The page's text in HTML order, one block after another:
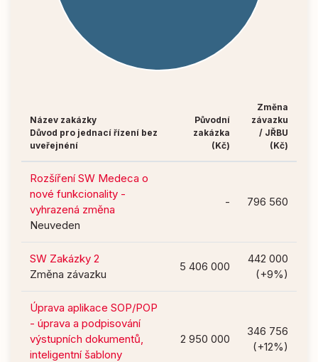
Název zakázky
Důvod pro jednací řízení bez
uveřejnéní
Původní
zakázka
(Kč)
Změna
závazku
/ JŘBU
(Kč)
Rozšíření SW Medeca o
nové funkcionality -
vyhrazená změna
Neuveden
- 796 560
SW Zakázky 2
Změna závazku
5 406 000
442 000
(+9%)
Úprava aplikace SOP/POP
- úprava a podpisování
výstupních dokumentů,
inteligentní šablony
2 950 000
346 756
(+12%)